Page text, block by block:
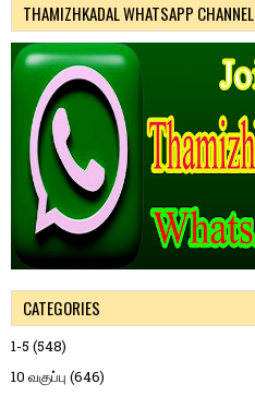
THAMIZHKADAL WHATSAPP CHANNEL
CATEGORIES
1-5 (548)
10 வகுப்பு (646)